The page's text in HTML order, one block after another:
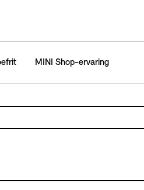
MINI Shop-ervaring